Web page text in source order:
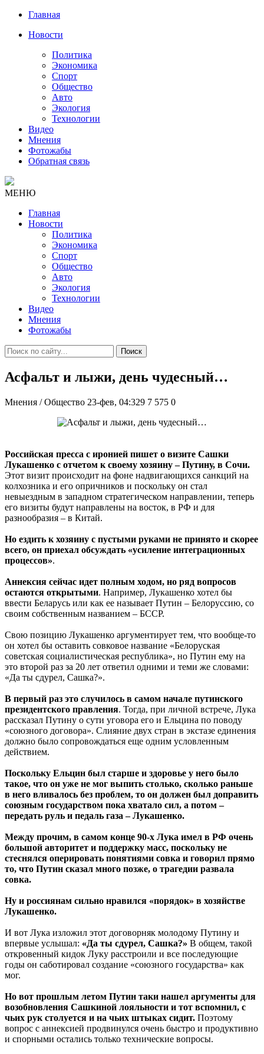
Главная
Новости
Политика
Экономика
Спорт
Общество
Авто
Экология
Технологии
Видео
Мнения
Фотожабы
Обратная связь
МЕНЮ
Главная
Новости
Политика
Экономика
Спорт
Общество
Авто
Экология
Технологии
Видео
Мнения
Фотожабы
Поиск
Асфальт и лыжи, день чудесный…
Мнения / Общество 23-фев, 04:329 7 575 0
Российская пресса с иронией пишет о визите Сашки
Лукашенко с отчетом к своему хозяину – Путину, в Сочи.
Этот визит происходит на фоне надвигающихся санкций на
колхозника и его опричников и поскольку он стал
невыездным в западном стратегическом направлении, теперь
его визиты будут направлены на восток, в РФ и для
разнообразия – в Китай.
Но ездить к хозяину с пустыми руками не принято и скорее
всего, он приехал обсуждать «усиление интеграционных
процессов».
Аннексия сейчас идет полным ходом, но ряд вопросов
остаются открытыми. Например, Лукашенко хотел бы
ввести Беларусь или как ее называет Путин – Белоруссию, со
своим собственным названием – БССР.
Свою позицию Лукашенко аргументирует тем, что вообще-то
он хотел бы оставить совковое название «Белоруская
советская социалистическая республика», но Путин ему на
это второй раз за 20 лет ответил одними и теми же словами:
«Да ты сдурел, Сашка?».
В первый раз это случилось в самом начале путинского
президентского правления. Тогда, при личной встрече, Лука
рассказал Путину о сути уговора его и Ельцина по поводу
«союзного договора». Слияние двух стран в экстазе единения
должно было сопровождаться еще одним условленным
действием.
Поскольку Ельцин был старше и здоровье у него было
такое, что он уже не мог выпить столько, сколько раньше
в него вливалось без проблем, то он должен был доправить
союзным государством пока хватало сил, а потом –
передать руль и педаль газа – Лукашенко.
Между прочим, в самом конце 90-х Лука имел в РФ очень
большой авторитет и поддержку масс, поскольку не
стеснялся оперировать понятиями совка и говорил прямо
то, что Путин сказал много позже, о трагедии развала
совка.
Ну и россиянам сильно нравился «порядок» в хозяйстве
Лукашенко.
И вот Лука изложил этот договорняк молодому Путину и
впервые услышал: «Да ты сдурел, Сашка?» В общем, такой
откровенный кидок Луку расстроили и все последующие
годы он саботировал создание «союзного государства» как
мог.
Но вот прошлым летом Путин таки нашел аргументы для
возобновления Сашкиной лояльности и тот вспомнил, с
чьих рук столуется и на чьих штыках сидит. Поэтому
вопрос с аннексией продвинулся очень быстро и продуктивно
и спорными остались только технические вопросы.